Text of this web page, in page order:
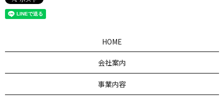
HOME
会社案内
事業内容